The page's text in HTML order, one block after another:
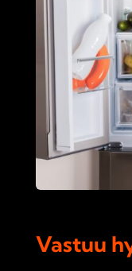
Vastuu